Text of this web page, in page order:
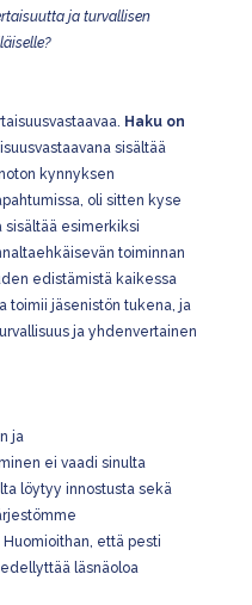
ja turvallisen
Haku on
sisältää
kynnyksen
oli sitten kyse
sisältää esimerkiksi
toiminnan
edistämistä kaikessa
toimii jäsenistön tukena, ja
ja yhdenvertainen
ja
ei vaadi sinulta
löytyy innostusta sekä
että pesti
läsnäoloa